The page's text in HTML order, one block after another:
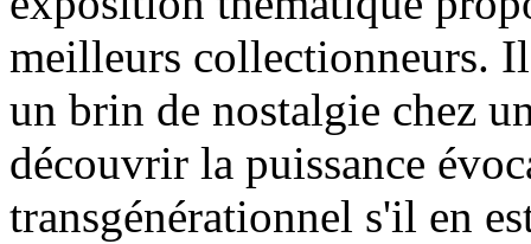
meilleurs collectionneurs.
un brin de nostalgie chez
découvrir la puissance
transgénérationnel s'il en